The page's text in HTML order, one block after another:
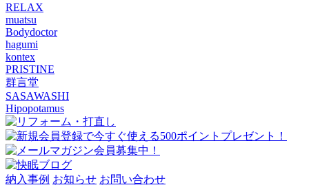
RELAX
muatsu
Bodydoctor
hagumi
kontex
PRISTINE
群言堂
SASAWASHI
Hipopotamus
納入事例 お知らせ お問い合わせ